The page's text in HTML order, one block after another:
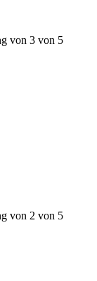
von 3 von 5
von 2 von 5